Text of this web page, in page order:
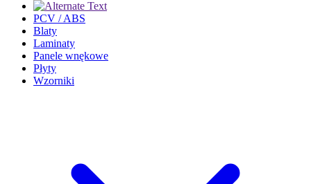
PCV / ABS
Blaty
Laminaty
Panele wnękowe
Płyty
Wzorniki